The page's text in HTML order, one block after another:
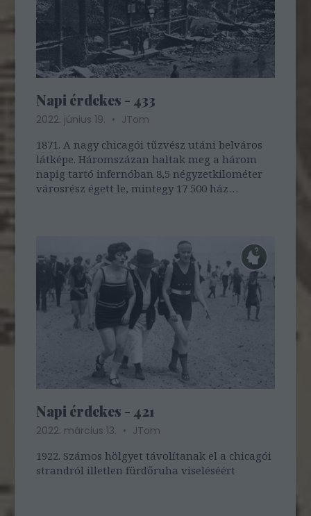
Napi érdekes - 433
2022. június 19.
JTom
1871. A nagy chicagói tűzvész utáni belváros
látképe. Háromszázan haltak meg a három
napig tartó infernóban 8,5 négyzetkilométer
városrész égett le, mintegy 17 500 ház
Napi érdekes - 421
2022. március 13.
JTom
1922. Számos hölgyet távolítanak el a chicagói
strandról illetlen fürdőruha viseléséért